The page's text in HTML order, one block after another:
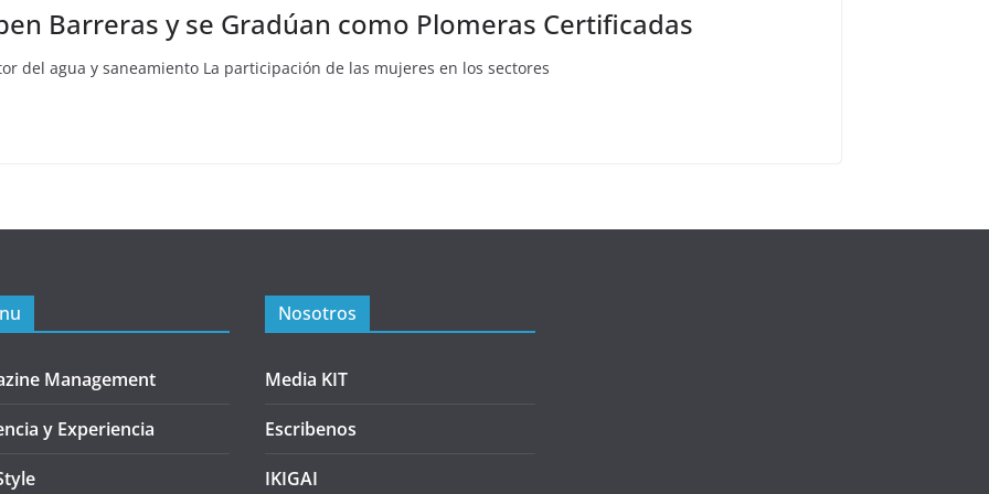
Barreras y se Gradúan como Plomeras Certificadas
del agua y saneamiento La participación de las mujeres en los sectores
Management
y Experiencia
Nosotros
Media KIT
Escribenos
IKIGAI